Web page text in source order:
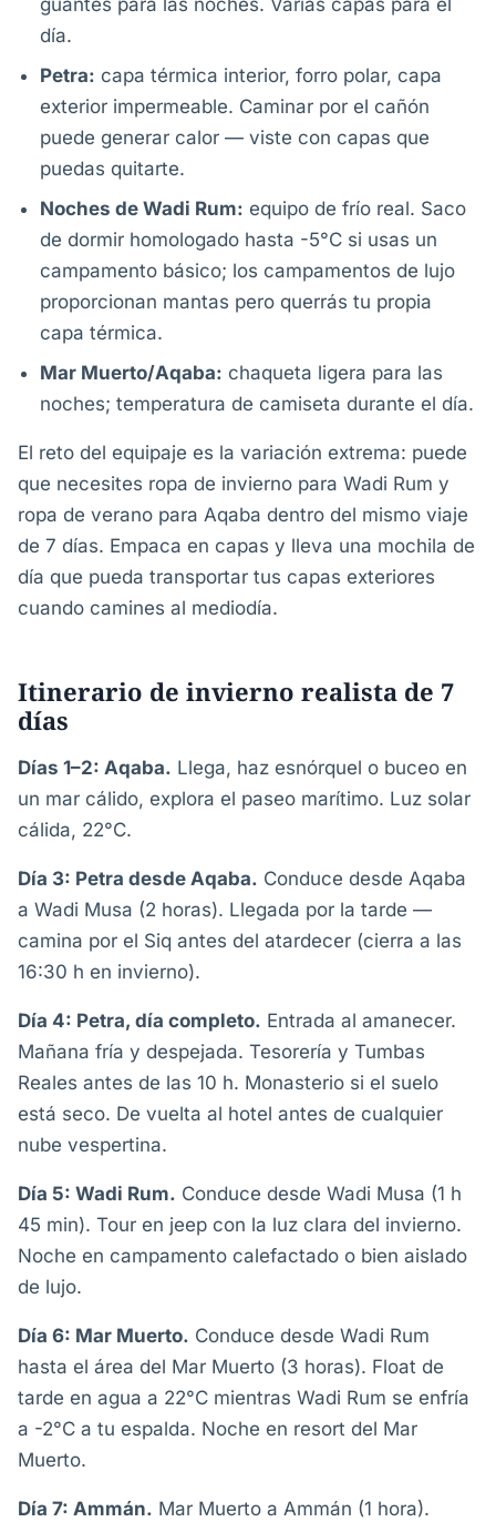
guantes para las noches. Varias capas para el
día.
Petra: capa térmica interior, forro polar, capa
exterior impermeable. Caminar por el cañón
puede generar calor — viste con capas que
puedas quitarte.
Noches de Wadi Rum: equipo de frío real. Saco
de dormir homologado hasta -5°C si usas un
campamento básico; los campamentos de lujo
proporcionan mantas pero querrás tu propia
capa térmica.
Mar Muerto/Aqaba: chaqueta ligera para las
noches; temperatura de camiseta durante el día.
El reto del equipaje es la variación extrema: puede
que necesites ropa de invierno para Wadi Rum y
ropa de verano para Aqaba dentro del mismo viaje
de 7 días. Empaca en capas y lleva una mochila de
día que pueda transportar tus capas exteriores
cuando camines al mediodía.
Itinerario de invierno realista de 7
días
Días 1–2: Aqaba. Llega, haz esnórquel o buceo en
un mar cálido, explora el paseo marítimo. Luz solar
cálida, 22°C.
Día 3: Petra desde Aqaba. Conduce desde Aqaba
a Wadi Musa (2 horas). Llegada por la tarde —
camina por el Siq antes del atardecer (cierra a las
16:30 h en invierno).
Día 4: Petra, día completo. Entrada al amanecer.
Mañana fría y despejada. Tesorería y Tumbas
Reales antes de las 10 h. Monasterio si el suelo
está seco. De vuelta al hotel antes de cualquier
nube vespertina.
Día 5: Wadi Rum. Conduce desde Wadi Musa (1 h
45 min). Tour en jeep con la luz clara del invierno.
Noche en campamento calefactado o bien aislado
de lujo.
Día 6: Mar Muerto. Conduce desde Wadi Rum
hasta el área del Mar Muerto (3 horas). Float de
tarde en agua a 22°C mientras Wadi Rum se enfría
a -2°C a tu espalda. Noche en resort del Mar
Muerto.
Día 7: Ammán. Mar Muerto a Ammán (1 hora).